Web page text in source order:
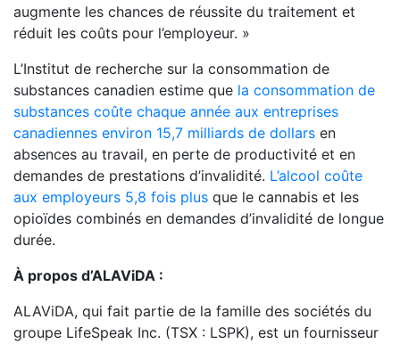
augmente les chances de réussite du traitement et
réduit les coûts pour l’employeur. »
L’Institut de recherche sur la consommation de
substances canadien estime que la consommation de
substances coûte chaque année aux entreprises
canadiennes environ 15,7 milliards de dollars en
absences au travail, en perte de productivité et en
demandes de prestations d’invalidité. L’alcool coûte
aux employeurs 5,8 fois plus que le cannabis et les
opioïdes combinés en demandes d’invalidité de longue
durée.
À propos d’ALAViDA :
ALAViDA, qui fait partie de la famille des sociétés du
groupe LifeSpeak Inc. (TSX : LSPK), est un fournisseur